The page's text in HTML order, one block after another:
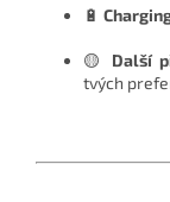
🔋
🟡 Další
tvých